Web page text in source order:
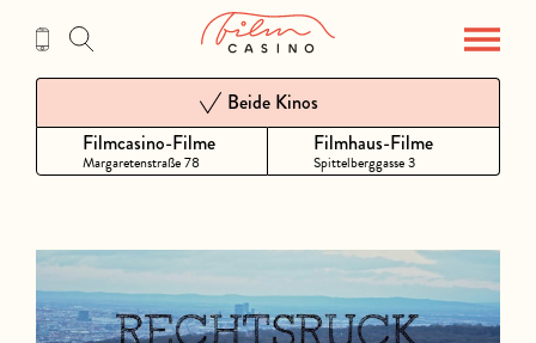
Inhalt
Filmcasino-Filme
Margaretenstraße 78
Beide Kinos
Filmhaus-Filme
Spittelberggasse 3